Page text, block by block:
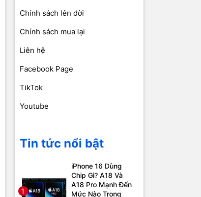
Chính sách lên đời
Chính sách mua lại
Liên hệ
Facebook Page
TikTok
Youtube
Tin tức nổi bật
1
iPhone 16 Dùng
Chip Gì? A18 Và
A18 Pro Mạnh Đến
Mức Nào Trong